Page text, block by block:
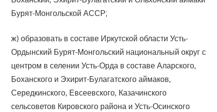
Бурят-Монгольской АССР;
ж) образовать в составе Иркутской области Усть-
Ордынский Бурят-Монгольский национальный округ с
центром в селении Усть-Орда в составе Аларского,
Боханского и Эхирит-Булагатского аймаков,
Середкинского, Евсеевского, Казачинского
сельсоветов Кировского района и Усть-Осинского